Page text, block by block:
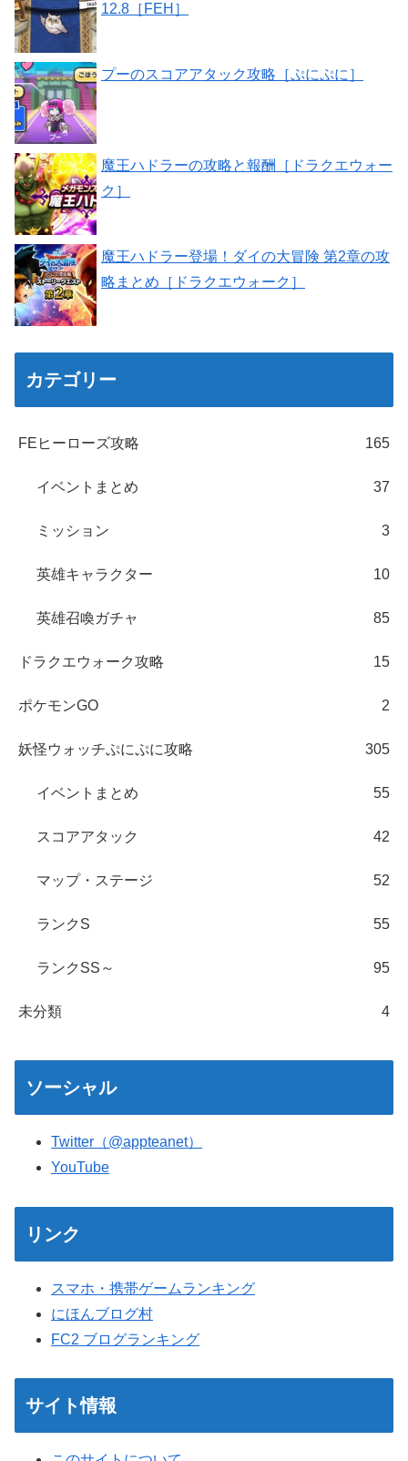
12.8［FEH］
プーのスコアアタック攻略［ぷにぷに］
魔王ハドラーの攻略と報酬［ドラクエウォー
ク］
魔王ハドラー登場！ダイの大冒険 第2章の攻
略まとめ［ドラクエウォーク］
カテゴリー
FEヒーローズ攻略 165
イベントまとめ 37
ミッション 3
英雄キャラクター 10
英雄召喚ガチャ 85
ドラクエウォーク攻略 15
ポケモンGO 2
妖怪ウォッチぷにぷに攻略 305
イベントまとめ 55
スコアアタック 42
マップ・ステージ 52
ランクS 55
ランクSS～ 95
未分類 4
ソーシャル
Twitter（@appteanet）
YouTube
リンク
スマホ・携帯ゲームランキング
にほんブログ村
FC2 ブログランキング
サイト情報